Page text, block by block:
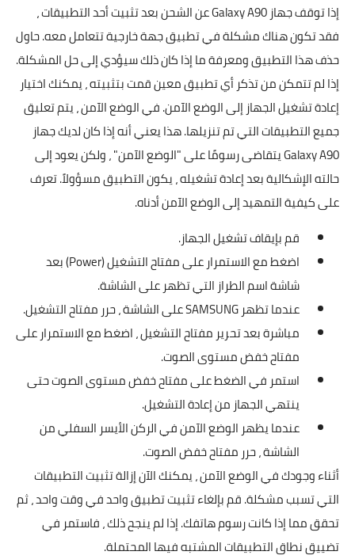
إذا توقف جهاز Galaxy A90 عن الشحن بعد تثبيت أحد التطبيقات ،
فقد تكون هناك مشكلة في تطبيق جهة خارجية تتعامل معه. حاول
حذف هذا التطبيق ومعرفة ما إذا كان ذلك سيؤدي إلى حل المشكلة.
إذا لم تتمكن من تذكر أي تطبيق معين قمت بتثبيته ، يمكنك اختيار
إعادة تشغيل الجهاز إلى الوضع الآمن. في الوضع الآمن ، يتم تعليق
جميع التطبيقات التي تم تنزيلها. هذا يعني أنه إذا كان لديك جهاز
Galaxy A90 يتقاضى رسومًا على "الوضع الآمن" ، ولكن يعود إلى
حالته الإشكالية بعد إعادة تشغيله ، يكون التطبيق مسؤولاً. تعرف
على كيفية التمهيد إلى الوضع الآمن أدناه.
قم بإيقاف تشغيل الجهاز.
اضغط مع الاستمرار على مفتاح التشغيل (Power) بعد
شاشة اسم الطراز التي تظهر على الشاشة.
عندما تظهر SAMSUNG على الشاشة ، حرر مفتاح التشغيل.
مباشرة بعد تحرير مفتاح التشغيل ، اضغط مع الاستمرار على
مفتاح خفض مستوى الصوت.
استمر في الضغط على مفتاح خفض مستوى الصوت حتى
ينتهي الجهاز من إعادة التشغيل.
عندما يظهر الوضع الآمن في الركن الأيسر السفلي من
الشاشة ، حرر مفتاح خفض الصوت.
أثناء وجودك في الوضع الآمن ، يمكنك الآن إزالة تثبيت التطبيقات
التي تسبب مشكلة. قم بإلغاء تثبيت تطبيق واحد في وقت واحد ، ثم
تحقق مما إذا كانت رسوم هاتفك. إذا لم ينجح ذلك ، فاستمر في
تضييق نطاق التطبيقات المشتبه فيها المحتملة.